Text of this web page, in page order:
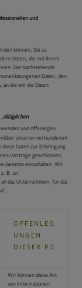
und
können, Sie zu
Daten, die mit Ihrem
Die nachstehende
Daten, den
an die wir die Daten
alltäglichen
und offenlegen
unseren verbundenen
Daten zur Erbringung
Verträge geschlossen,
Gesetze einzuhalten. Wir
B. an
das Unternehmen, für das
OFFENLEG
UNGEN
DIESER PD
Wir können diese Art
von Informationen